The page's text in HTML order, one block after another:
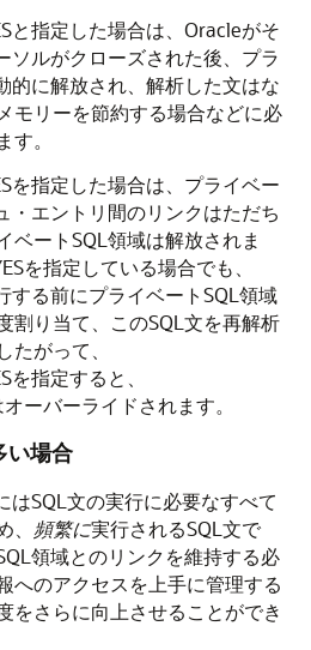
と指定した場合は、Oracleがそ
ソルがクローズされた後、プラ
的に解放され、解析した文はな
モリーを節約する場合などに必
。
を指定した場合は、プライベー
・エントリ間のリンクはただち
ベートSQL領域は解放されま
を指定している場合でも、
する前にプライベートSQL領域
割り当て、このSQL文を再解析
がって、
を指定すると、
ーバーライドされます。
い場合
はSQL文の実行に必要なすべて
頻繁に実行されるSQL文で
領域とのリンクを維持する必
へのアクセスを上手に管理する
をさらに向上させることができ